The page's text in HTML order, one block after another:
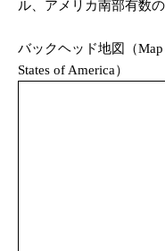
ル、アメリカ南部有数
バックヘッド地図（Map
States of America）